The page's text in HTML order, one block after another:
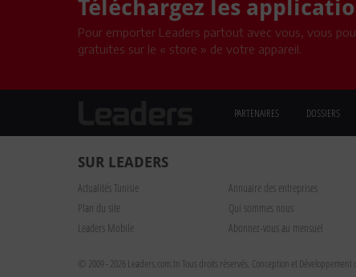
Téléchargez les
Pour emporter Leaders partout avec vous, vous
gratuites sur le « store » de votre appareil.
PARTENAIRES DOSSIERS
SUR LEADERS
Actualités Tunisie Annuaire des entreprises
Plan du site
Qui sommes nous
Leaders Mobile
Abonnez-vous au mensuel
© 2009 - 2026 Leaders.com.tn Tous droits réservés. Conception et